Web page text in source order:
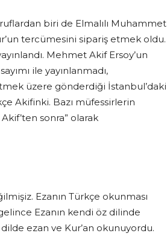
biri de Elmalılı Muhammet
tercümesini sipariş etmek oldu.
Mehmet Akif Ersoy’un
ile yayınlanmadı,
üzere gönderdiği İstanbul’daki
Akifinki. Bazı müfessirlerin
sonra” olarak
Ezanın Türkçe okunması
Ezanın kendi öz dilinde
ezan ve Kur’an okunuyordu.